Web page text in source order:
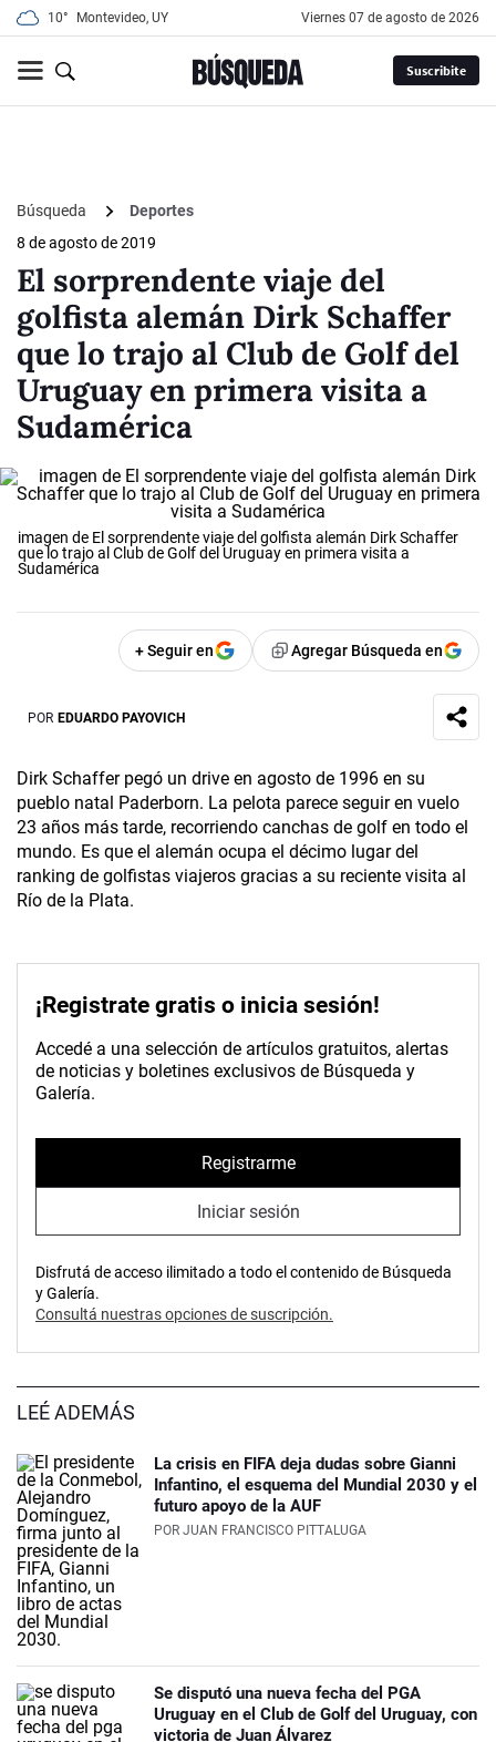
10° Montevideo, UY viernes 07 de agosto de 2026
Suscribite
Búsqueda
Deportes
8 de agosto de 2019
El sorprendente viaje del
golfista alemán Dirk Schaffer
que lo trajo al Club de Golf del
Uruguay en primera visita a
Sudamérica
imagen de El sorprendente viaje del golfista alemán Dirk Schaffer
que lo trajo al Club de Golf del Uruguay en primera visita a
Sudamérica
+ Seguir en Agregar Búsqueda en
POR EDUARDO PAYOVICH
Dirk Schaffer pegó un drive en agosto de 1996 en su
pueblo natal Paderborn. La pelota parece seguir en vuelo
23 años más tarde, recorriendo canchas de golf en todo el
mundo. Es que el alemán ocupa el décimo lugar del
ranking de golfistas viajeros gracias a su reciente visita al
Río de la Plata.
¡Registrate gratis o inicia sesión!
Accedé a una selección de artículos gratuitos, alertas
de noticias y boletines exclusivos de Búsqueda y
Galería.
Registrarme
Iniciar sesión
Disfrutá de acceso ilimitado a todo el contenido de Búsqueda
y Galería.
Consultá nuestras opciones de suscripción.
LEÉ ADEMÁS
La crisis en FIFA deja dudas sobre Gianni
Infantino, el esquema del Mundial 2030 y el
futuro apoyo de la AUF
POR JUAN FRANCISCO PITTALUGA
Se disputó una nueva fecha del PGA
Uruguay en el Club de Golf del Uruguay, con
victoria de Juan Álvarez